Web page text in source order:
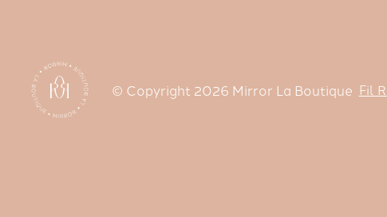
© Copyright 2026 Mirror La Boutique Fil